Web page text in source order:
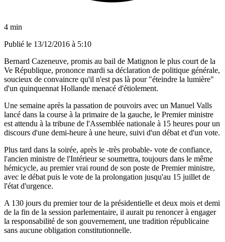
4 min
Publié le 13/12/2016 à 5:10
Bernard Cazeneuve, promis au bail de Matignon le plus court de la
Ve République, prononce mardi sa déclaration de politique générale,
soucieux de convaincre qu'il n'est pas là pour "éteindre la lumière"
d'un quinquennat Hollande menacé d'étiolement.
Une semaine après la passation de pouvoirs avec un Manuel Valls
lancé dans la course à la primaire de la gauche, le Premier ministre
est attendu à la tribune de l'Assemblée nationale à 15 heures pour un
discours d'une demi-heure à une heure, suivi d'un débat et d'un vote.
Plus tard dans la soirée, après le -très probable- vote de confiance,
l'ancien ministre de l'Intérieur se soumettra, toujours dans le même
hémicycle, au premier vrai round de son poste de Premier ministre,
avec le débat puis le vote de la prolongation jusqu'au 15 juillet de
l'état d'urgence.
A 130 jours du premier tour de la présidentielle et deux mois et demi
de la fin de la session parlementaire, il aurait pu renoncer à engager
la responsabilité de son gouvernement, une tradition républicaine
sans aucune obligation constitutionnelle.